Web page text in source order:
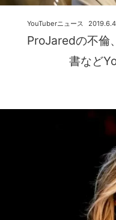
ProJaredの不倫
書など
2019.6.4
YouTuberニュース